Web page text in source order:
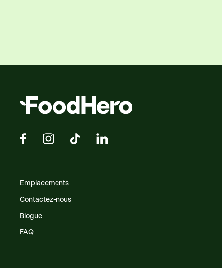
Emplacements
Contactez-nous
Blogue
FAQ